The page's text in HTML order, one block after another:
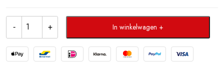
In winkelwagen